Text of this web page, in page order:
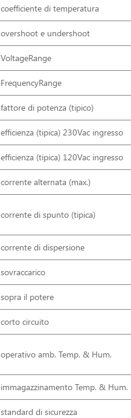
coefficiente di temperatura
overshoot e undershoot
VoltageRange
FrequencyRange
fattore di potenza (tipico)
efficienza (tipica) 230Vac ingresso
efficienza (tipica) 120Vac ingresso
corrente alternata (max.)
corrente di spunto (tipica)
corrente di dispersione
sovraccarico
sopra il potere
corto circuito
operativo amb. Temp. & Hum.
immagazzinamento Temp. & Hum.
standard di sicurezza